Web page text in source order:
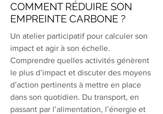
COMMENT RÉDUIRE SON
EMPREINTE CARBONE ?
Un atelier participatif pour calculer son
impact et agir à son échelle.
Comprendre quelles activités génèrent
le plus d’impact et discuter des moyens
d’action pertinents à mettre en place
dans son quotidien. Du transport, en
passant par l’alimentation, l’énergie et